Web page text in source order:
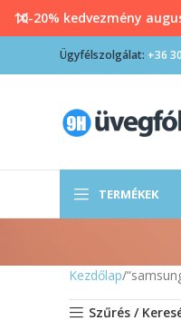
Ügyfélszolgálat: +36
TERMÉKEK
Kezdőlap
Szűrés /
10-20% kedvezmény